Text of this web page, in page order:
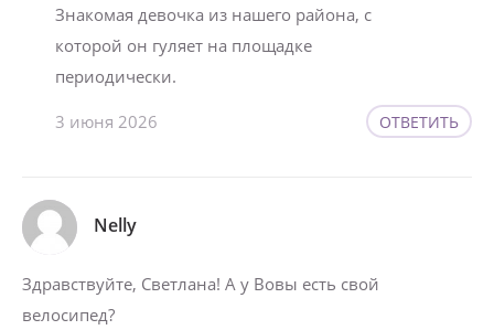
Знакомая девочка из нашего района, с
которой он гуляет на площадке
периодически.
3 июня 2026 ОТВЕТИТЬ
Nelly
Здравствуйте, Светлана! А у Вовы есть свой
велосипед?